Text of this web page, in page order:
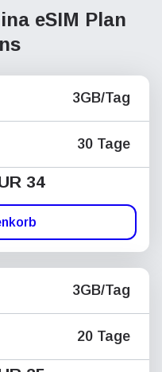
eSIM Plan
3GB/Tag
30 Tage
34
3GB/Tag
20 Tage